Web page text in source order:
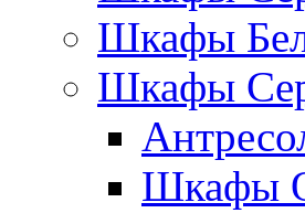
Шкафы
Шкафы
Шкафы